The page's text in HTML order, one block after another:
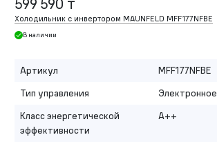
599 590 ₸
Холодильник с инвертором MAUNFELD MFF177NFBE
В наличии
Артикул
MFF177NFBE
Тип управления
Электронное
Класс энергетической
эффективности
A++